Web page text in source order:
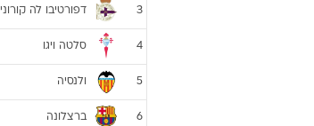
3 דפורטיבו לה
4 סלטה ויגו
5 ולנסיה
6 ברצלונה